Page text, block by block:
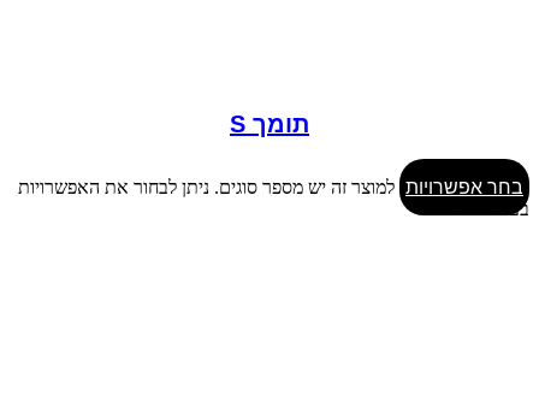
תומך S
בחר אפשרויות למוצר זה יש מספר סוגים. ניתן לבחור את האפשרויות
בעמוד המוצר